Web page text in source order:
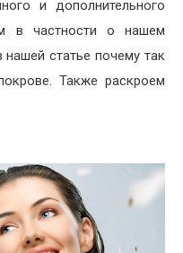
и дополнительного
в частности о нашем
статье почему так
Также раскроем